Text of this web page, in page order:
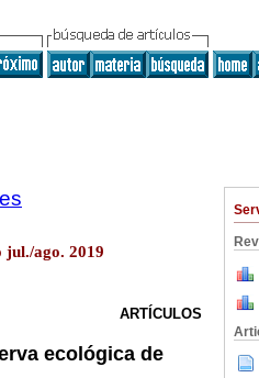
jul./ago. 2019
ARTÍCULOS
ecológica de